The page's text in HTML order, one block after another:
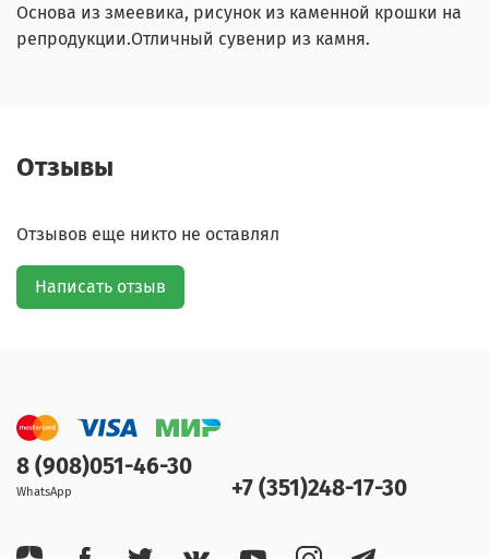
Основа из змеевика, рисунок из каменной крошки на
репродукции.Отличный сувенир из камня.
Отзывы
Отзывов еще никто не оставлял
Написать отзыв
8 (908)051-46-30
WhatsApp +7 (351)248-17-30